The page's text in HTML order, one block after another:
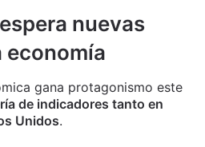
nuevas
economía
gana protagonismo este
de indicadores tanto en
Unidos.